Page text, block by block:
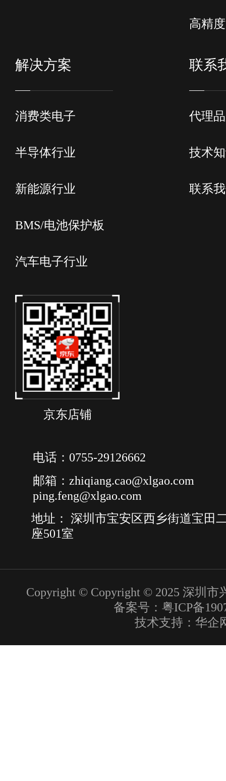
高精
解决方案
消费类电子
半导体行业
新能源行业
BMS/电池保护板
汽车电子行业
联系
代理
技术
联系
京东店铺
电话：0755-29126662
邮箱：zhiqiang.cao@xlgao.com
ping.feng@xlgao.com
地址： 深圳市宝安区西乡街道宝田
座501室
Copyright © Copyright © 2025 深圳
备案号：粤ICP备
技术支持： 华企